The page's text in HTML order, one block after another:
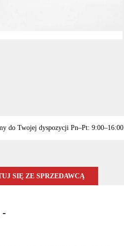
do Twojej dyspozycji Pn–Pt: 9:00–16:00
SIĘ ZE SPRZEDAWCĄ
-